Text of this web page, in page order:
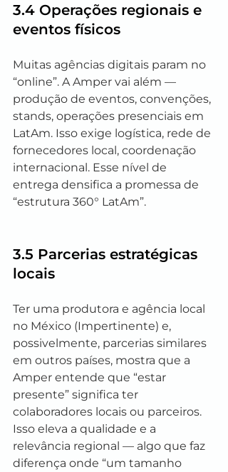
3.4 Operações regionais e
eventos físicos
Muitas agências digitais param no
“online”. A Amper vai além —
produção de eventos, convenções,
stands, operações presenciais em
LatAm. Isso exige logística, rede de
fornecedores local, coordenação
internacional. Esse nível de
entrega densifica a promessa de
“estrutura 360° LatAm”.
3.5 Parcerias estratégicas
locais
Ter uma produtora e agência local
no México (Impertinente) e,
possivelmente, parcerias similares
em outros países, mostra que a
Amper entende que “estar
presente” significa ter
colaboradores locais ou parceiros.
Isso eleva a qualidade e a
relevância regional — algo que faz
diferença onde “um tamanho